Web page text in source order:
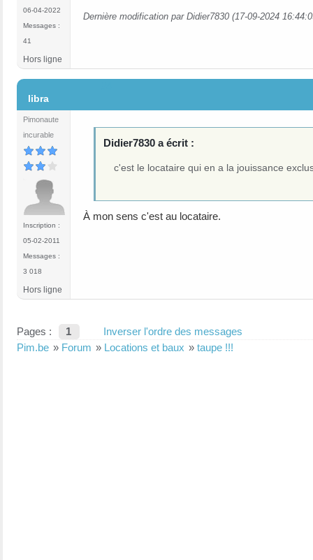
06-04-2022
Messages :
41
Dernière modification par Didier7830 (17-09-2024
Hors ligne
libra
Pimonaute
incurable
Inscription :
05-02-2011
Messages :
3 018
Didier7830 a écrit :
c'est le locataire qui en a la jouissance
À mon sens c'est au locataire.
Hors ligne
Pages : 1
Inverser l'ordre des messages
Pim.be » Forum » Locations et baux » taupe !!!